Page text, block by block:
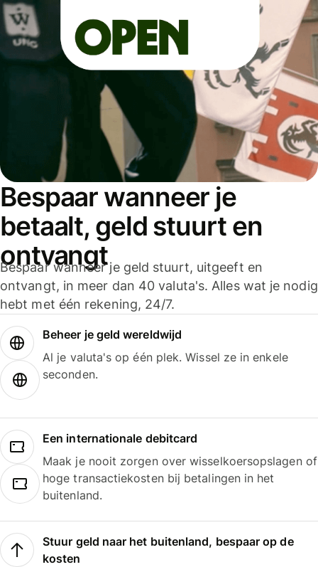
Bespaar wanneer je
betaalt, geld stuurt en
ontvangt
Bespaar wanneer je geld stuurt, uitgeeft en
ontvangt, in meer dan 40 valuta's. Alles wat je nodig
hebt met één rekening, 24/7.
Beheer je geld wereldwijd
Al je valuta's op één plek. Wissel ze in enkele
seconden.
Een internationale debitcard
Maak je nooit zorgen over wisselkoersopslagen of
hoge transactiekosten bij betalingen in het
buitenland.
Stuur geld naar het buitenland, bespaar op de
kosten